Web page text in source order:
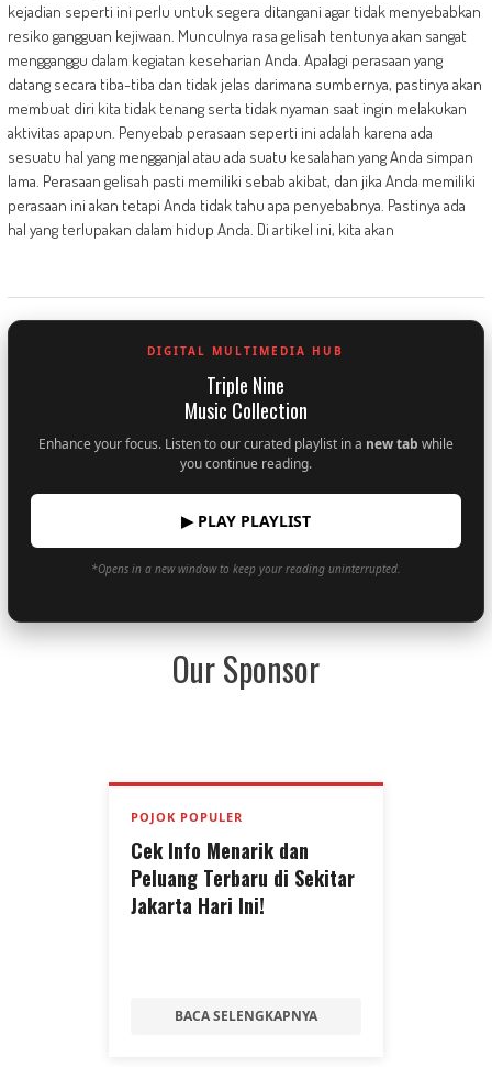
kejadian seperti ini perlu untuk segera ditangani agar tidak menyebabkan
resiko gangguan kejiwaan. Munculnya rasa gelisah tentunya akan sangat
mengganggu dalam kegiatan keseharian Anda. Apalagi perasaan yang
datang secara tiba-tiba dan tidak jelas darimana sumbernya, pastinya akan
membuat diri kita tidak tenang serta tidak nyaman saat ingin melakukan
aktivitas apapun. Penyebab perasaan seperti ini adalah karena ada
sesuatu hal yang mengganjal atau ada suatu kesalahan yang Anda simpan
lama. Perasaan gelisah pasti memiliki sebab akibat, dan jika Anda memiliki
perasaan ini akan tetapi Anda tidak tahu apa penyebabnya. Pastinya ada
hal yang terlupakan dalam hidup Anda. Di artikel ini, kita akan
DIGITAL MULTIMEDIA HUB
Triple Nine
Music Collection
Enhance your focus. Listen to our curated playlist in a new tab while
you continue reading.
▶ PLAY PLAYLIST
*Opens in a new window to keep your reading uninterrupted.
Our Sponsor
POJOK POPULER
Cek Info Menarik dan
Peluang Terbaru di Sekitar
Jakarta Hari Ini!
BACA SELENGKAPNYA